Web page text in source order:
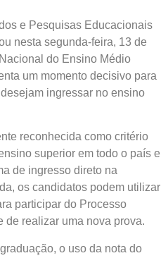
e Pesquisas Educacionais
nesta segunda-feira, 13 de
do Ensino Médio
um momento decisivo para
ingressar no ensino
reconhecida como critério
superior em todo o país e
de ingresso direto na
os candidatos podem utilizar
participar do Processo
de realizar uma nova prova.
o uso da nota do